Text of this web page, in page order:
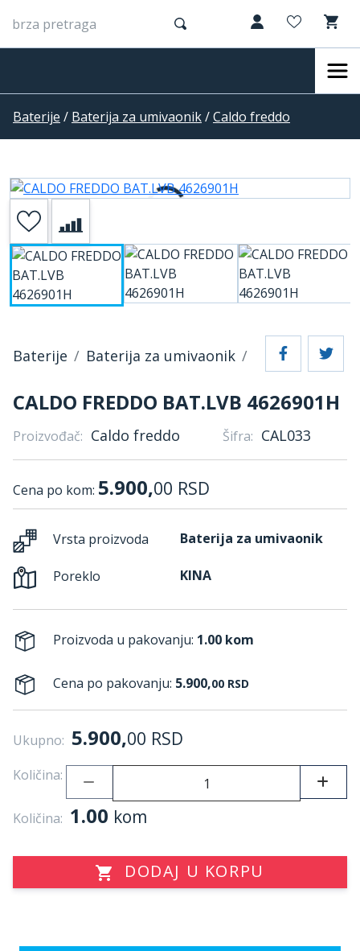
Baterije / Baterija za umivaonik/Caldo freddo
Baterije Baterija za umivaonik
CALDO FREDDO BAT.LVB 4626901H
Proizvođač: Caldo freddo Šifra: CAL033
Cena po kom: 5.900,00 RSD
Vrsta proizvoda Baterija za umivaonik
Poreklo KINA
Proizvoda u pakovanju: 1.00 kom
Cena po pakovanju: 5.900,00 RSD
Ukupno: 5.900,00 RSD
Količina:
Količina: 1.00 kom
DODAJ U KORPU